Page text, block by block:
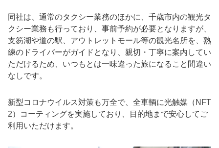
同社は、通常のタクシー業務のほかに、千歳市内の観光タ
クシー業務も行っており、事前予約が必要となりますが、
支笏湖や道の駅、アウトレットモール等の観光名所を、熟
練のドライバーがガイドとなり、親切・丁寧に案内してい
ただけるため、いつもとは一味違った旅になること間違い
なしです。
新型コロナウイルス対策も万全で、全車輌に光触媒（NFT
2）コーティングを実施しており、目的地まで安心してご
利用いただけます。